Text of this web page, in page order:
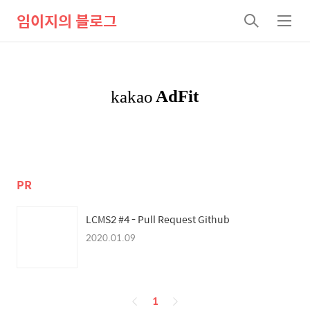
임이지의 블로그
검
색
메
뉴
PR
LCMS2 #4 - Pull Request Github
2020.01.09
페
1